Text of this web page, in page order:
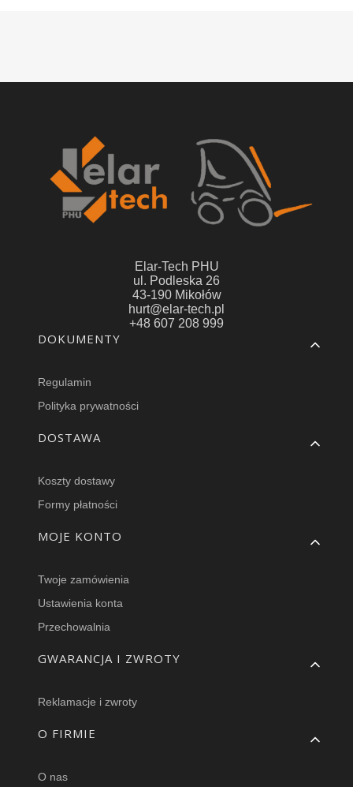
Elar-Tech PHU
ul. Podleska 26
43-190 Mikołów
hurt@elar-tech.pl
+48 607 208 999
Linki w stopce
DOKUMENTY
Regulamin
Polityka prywatności
DOSTAWA
Koszty dostawy
Formy płatności
MOJE KONTO
Twoje zamówienia
Ustawienia konta
Przechowalnia
GWARANCJA I ZWROTY
Reklamacje i zwroty
O FIRMIE
O nas